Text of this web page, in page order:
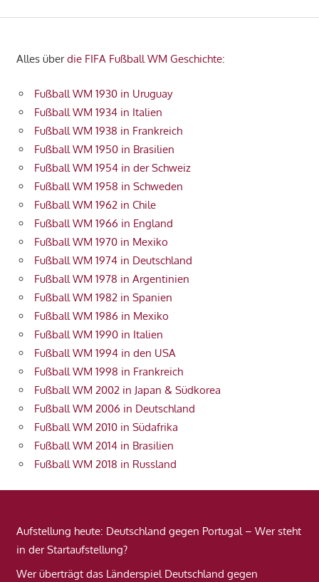
Alles überdie FIFA Fußball WM Geschichte:
Fußball WM 1930 in Uruguay
Fußball WM 1934 in Italien
Fußball WM 1938 in Frankreich
Fußball WM 1950 in Brasilien
Fußball WM 1954 in der Schweiz
Fußball WM 1958 in Schweden
Fußball WM 1962 in Chile
Fußball WM 1966 in England
Fußball WM 1970 in Mexiko
Fußball WM 1974 in Deutschland
Fußball WM 1978 in Argentinien
Fußball WM 1982 in Spanien
Fußball WM 1986 in Mexiko
Fußball WM 1990 in Italien
Fußball WM 1994 in den USA
Fußball WM 1998 in Frankreich
Fußball WM 2002 in Japan & Südkorea
Fußball WM 2006 in Deutschland
Fußball WM 2010 in Südafrika
Fußball WM 2014 in Brasilien
Fußball WM 2018 in Russland
Aufstellung heute: Deutschland gegen Portugal – Wer steht
in der Startaufstellung?
Wer überträgt das Länderspiel Deutschland gegen